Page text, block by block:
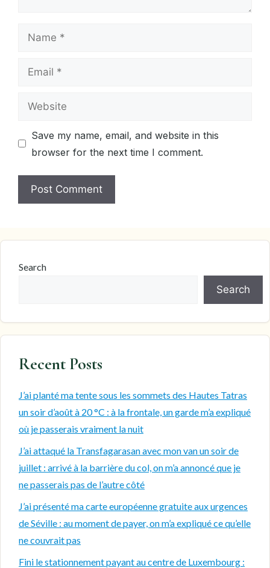
Name
Email
Website
Save my name, email, and website in this
browser for the next time I comment.
Search
Search
Recent Posts
J’ai planté ma tente sous les sommets des Hautes Tatras
un soir d’août à 20 °C : à la frontale, un garde m’a expliqué
où je passerais vraiment la nuit
J’ai attaqué la Transfagarasan avec mon van un soir de
juillet : arrivé à la barrière du col, on m’a annoncé que je
ne passerais pas de l’autre côté
J’ai présenté ma carte européenne gratuite aux urgences
de Séville : au moment de payer, on m’a expliqué ce qu’elle
ne couvrait pas
Fini le stationnement payant au centre de Luxembourg :